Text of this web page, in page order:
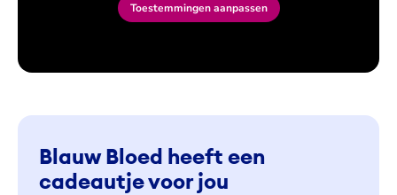
Toestemmingen aanpassen
Blauw Bloed heeft een
cadeautje voor jou